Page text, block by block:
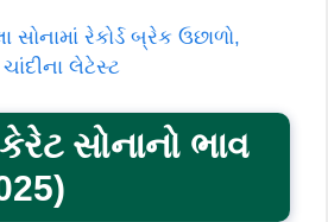
સોનામાં રેકોર્ડ બ્રેક ઉછાળો,
લેટેસ્ટ
સોનાનો ભાવ